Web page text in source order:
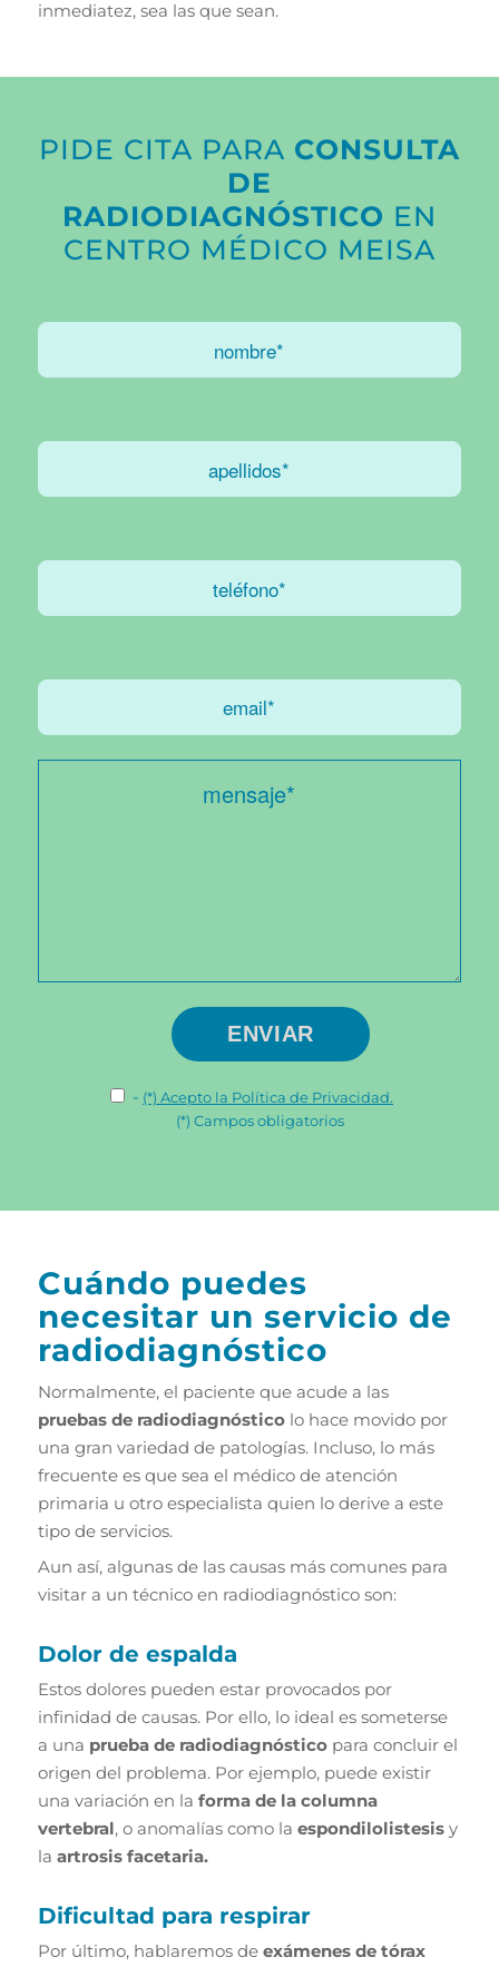
inmediatez, sea las que sean.
PIDE CITA PARA CONSULTA
DE
RADIODIAGNÓSTICO EN
CENTRO MÉDICO MEISA
- (*) Acepto la Política de Privacidad.
(*) Campos obligatorios
Cuándo puedes
necesitar un servicio de
radiodiagnóstico
Normalmente, el paciente que acude a las
pruebas de radiodiagnósticolo hace movido por
una gran variedad de patologías. Incluso, lo más
frecuente es que sea el médico de atención
primaria u otro especialista quien lo derive a este
tipo de servicios.
Aun así, algunas de las causas más comunes para
visitar a un técnico en radiodiagnóstico son:
Dolor de espalda
Estos dolores pueden estar provocados por
infinidad de causas. Por ello, lo ideal es someterse
a una prueba de radiodiagnósticopara concluir el
origen del problema. Por ejemplo, puede existir
una variación en la forma de la columna
vertebral, o anomalías como la espondilolistesisy
la artrosis facetaria.
Dificultad para respirar
Por último, hablaremos deexámenes de tórax